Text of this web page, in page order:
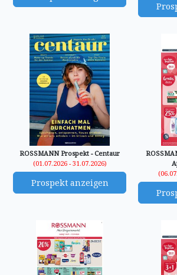
ROSSMANN Prospekt - Centaur
(01.07.2026 - 31.07.2026)
Prospekt anzeigen